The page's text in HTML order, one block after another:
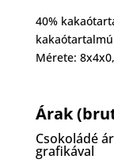
40%
Mérete:
Árak
Csokoládé
grafikával